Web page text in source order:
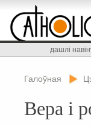
дашлі
Галоўная
Вера і